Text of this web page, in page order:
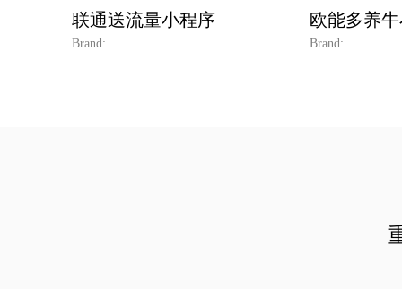
联通送流量小程序
Brand:
欧能多养
Brand: